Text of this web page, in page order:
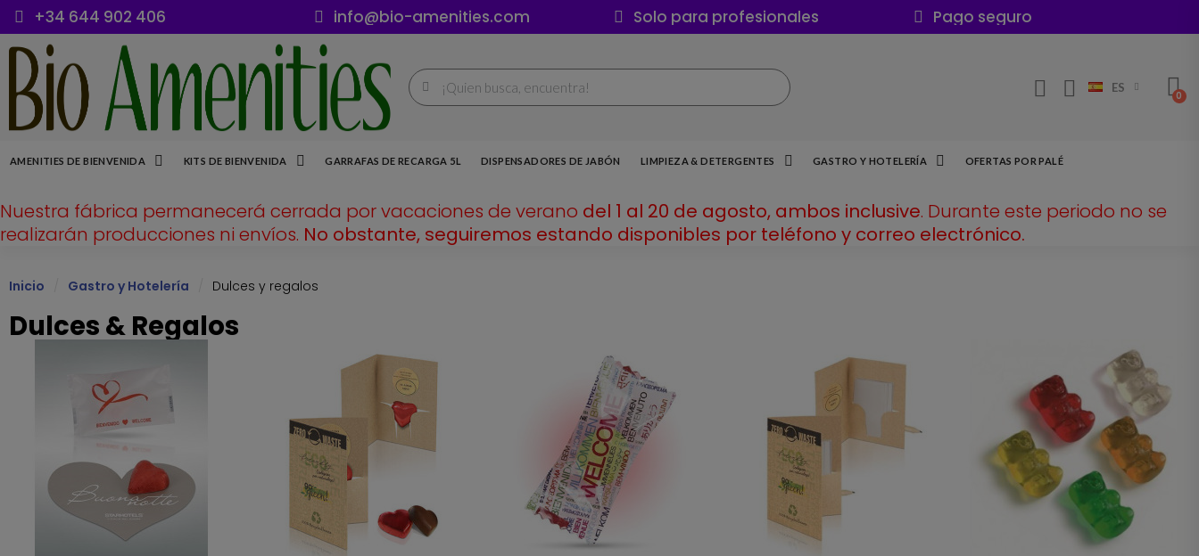
+34 644 902 406 info@bio-amenities.com Solo para profesionales Pago seguro
ES
AMENITIES DE BIENVENIDA KITS DE BIENVENIDA GARRAFAS DE RECARGA 5L DISPENSADORES DE JABÓN LIMPIEZA & DETERGENTES GASTRO Y HOTELERÍA OFERTAS POR PALÉ
Nuestra fábrica permanecerá cerrada por vacaciones de verano del 1 al 20 de agosto, ambos inclusive. Durante este periodo no se
realizarán producciones ni envíos. No obstante, seguiremos estando disponibles por teléfono y correo electrónico.
Inicio Gastro y Hotelería Dulces y regalos
Dulces & Regalos